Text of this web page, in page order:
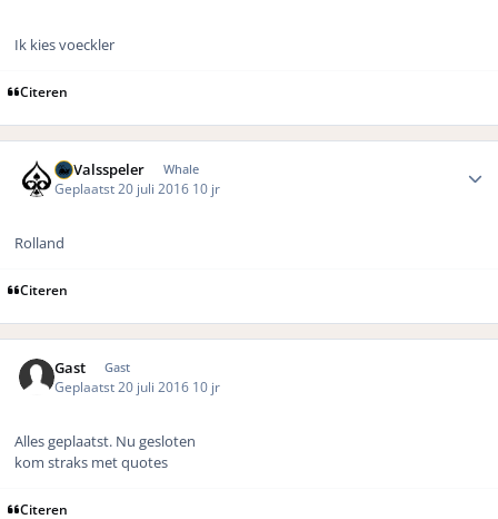
Ik kies voeckler
Citeren
DeValsspeler Whale
Geplaatst 20 juli 2016 10 jr
Rolland
Citeren
Gast Gast
Geplaatst 20 juli 2016 10 jr
Alles geplaatst. Nu gesloten
kom straks met quotes
Citeren